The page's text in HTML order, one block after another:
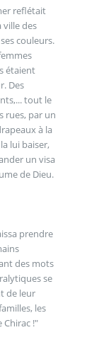
reflétait
ville des
couleurs.
étaient
Des
le
rues, par un
à la
lui baiser,
un visa
de Dieu.
prendre
des mots
se
de leur
les
Chirac !"